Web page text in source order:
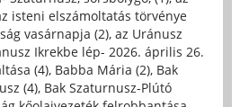
isteni elszámoltatás törvénye
vasárnapja (2), az Uránusz
Ikrekbe lép- 2026. április 26.
(4), Babba Mária (2), Bak
(4), Bak Szaturnusz-Plútó